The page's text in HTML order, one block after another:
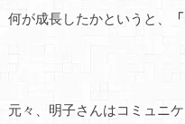
何が成長したかというと、
元々、明子さんはコミュニ